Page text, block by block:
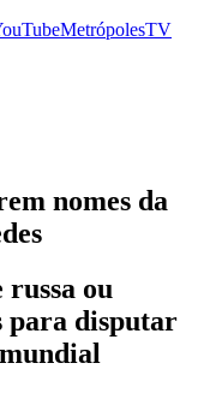
MetrópolesTV
nomes da
russa ou
para disputar